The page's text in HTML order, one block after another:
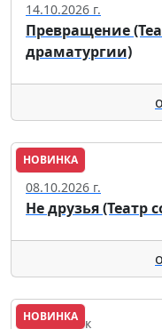
14.10.2026 г.
Превращение
драматургии)
НОВИНКА
Москва
08.10.2026 г.
Не друзья (Театр
НОВИНКА
Челябинск